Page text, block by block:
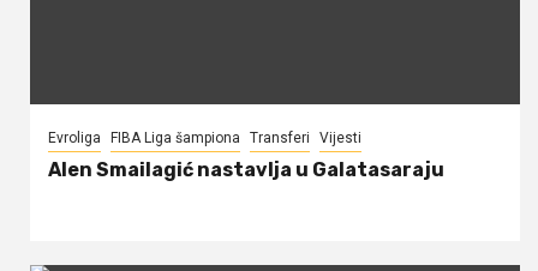
Evroliga FIBA Liga šampiona Transferi Vijesti
Alen Smailagić nastavlja u Galatasaraju